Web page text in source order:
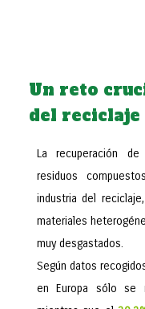
Un reto
del reciclaje
La recuperación
residuos
industria del
materiales
muy desgastados.
Según datos
en Europa sólo se